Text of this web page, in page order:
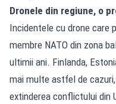
Dronele din regiune, o
Incidentele cu drone care
membre NATO din zona
ultimii ani. Finlanda,
mai multe astfel de
extinderea conflictului din